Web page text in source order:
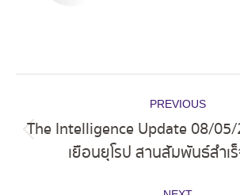
navigation
PREVIOUS
Previous
post:
The Intelligence Update 08/
เยือนยุโรป สานสัมพันธ์สำเ